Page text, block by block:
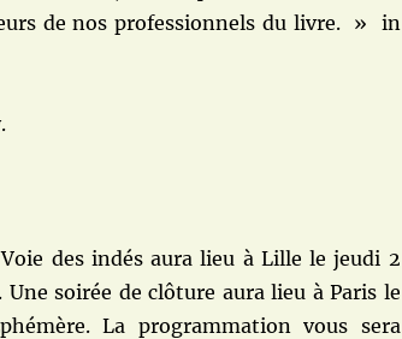
de nos professionnels du livre. » in
des indés aura lieu à Lille le jeudi 2
soirée de clôture aura lieu à Paris le
La programmation vous sera